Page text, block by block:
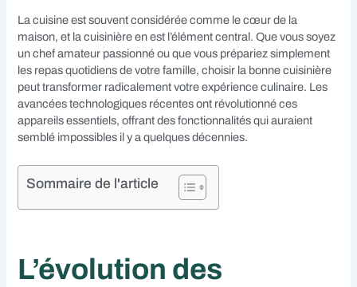
La cuisine est souvent considérée comme le cœur de la
maison, et la cuisinière en est l’élément central. Que vous soyez
un chef amateur passionné ou que vous prépariez simplement
les repas quotidiens de votre famille, choisir la bonne cuisinière
peut transformer radicalement votre expérience culinaire. Les
avancées technologiques récentes ont révolutionné ces
appareils essentiels, offrant des fonctionnalités qui auraient
semblé impossibles il y a quelques décennies.
Sommaire de l'article
L’évolution des